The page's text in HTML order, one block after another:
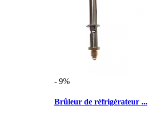
- 9%
Brûleur de réfrigérateur ...